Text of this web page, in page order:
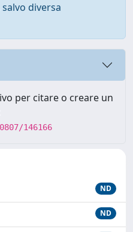
diversa
per citare o creare un
146166
ND
ND